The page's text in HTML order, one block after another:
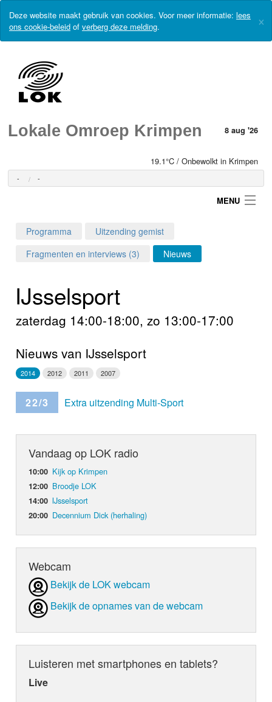
Deze website maakt gebruik van cookies. Voor meer informatie: lees
ons cookie-beleid of verberg deze melding. ×
Lokale Omroep Krimpen 8 aug '26
19.1°C / Onbewolkt in Krimpen
- -
MENU
Programma's
Foto's
Video
Info
Programma
Uitzending gemist
Fragmenten en interviews (3)
Nieuws
IJsselsport
zaterdag 14:00-18:00, zo 13:00-17:00
Nieuws van IJsselsport
2014 2012 2011 2007
22/3 Extra uitzending Multi-Sport
Vandaag op LOK radio
10:00 Kijk op Krimpen
12:00 Broodje LOK
14:00 IJsselsport
20:00 Decennium Dick (herhaling)
Webcam
Bekijk de LOK webcam
Bekijk de opnames van de webcam
Luisteren met smartphones en tablets?
Live